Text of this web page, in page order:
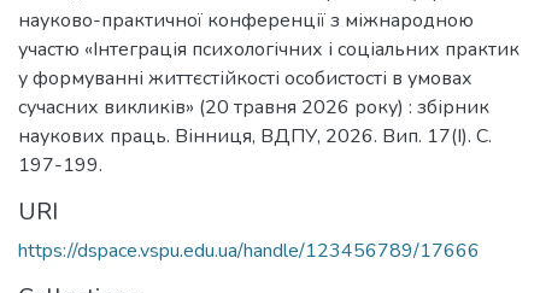
науково-практичної конференції з міжнародною
участю «Інтеграція психологічних і соціальних практик
у формуванні життєстійкості особистості в умовах
сучасних викликів» (20 травня 2026 року) : збірник
наукових праць. Вінниця, ВДПУ, 2026. Вип. 17(І). С.
197-199.
URI
https://dspace.vspu.edu.ua/handle/123456789/17666